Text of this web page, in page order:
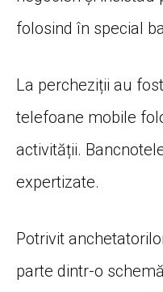
folosind în special
La percheziții au
telefoane mobile
activității.
expertizate.
Potrivit
parte dintr-o